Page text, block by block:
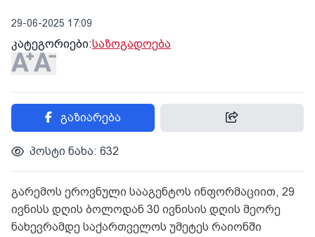
29-06-2025 17:09
კატეგორიები:საზოგადოება
გაზიარება
პოსტი ნახა: 632
გარემოს ეროვნული სააგენტოს ინფორმაციით, 29
ივნისს დღის ბოლოდან 30 ივნისის დღის მეორე
ნახევრამდე საქართველოს უმეტეს რაიონში